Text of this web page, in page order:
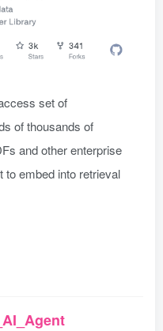
set of
of thousands of
and other enterprise
to embed into retrieval